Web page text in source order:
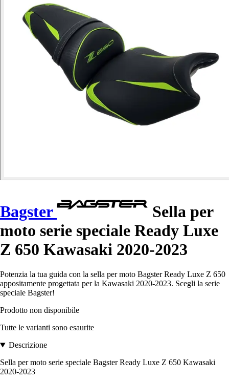
Bagster
Sella per
moto serie speciale Ready Luxe
Z 650 Kawasaki 2020-2023
Potenzia la tua guida con la sella per moto Bagster Ready Luxe Z 650
appositamente progettata per la Kawasaki 2020-2023. Scegli la serie
speciale Bagster!
Prodotto non disponibile
Tutte le varianti sono esaurite
Descrizione
Sella per moto serie speciale Bagster Ready Luxe Z 650 Kawasaki
2020-2023